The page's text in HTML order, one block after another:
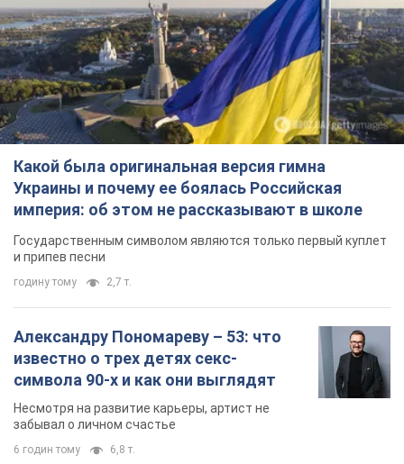
Какой была оригинальная версия гимна
Украины и почему ее боялась Российская
империя: об этом не рассказывают в школе
Государственным символом являются только первый куплет
и припев песни
годину тому 2,7 т.
Александру Пономареву – 53: что
известно о трех детях секс-
символа 90-х и как они выглядят
Несмотря на развитие карьеры, артист не
забывал о личном счастье
6 годин тому 6,8 т.